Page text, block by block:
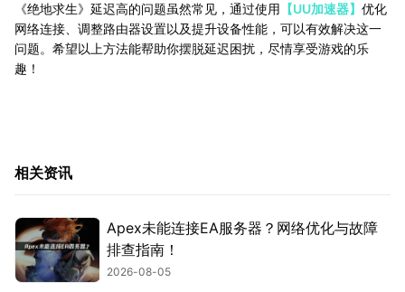
《绝地求生》延迟高的问题虽然常见，通过使用 【UU加速器】 优化
网络连接、调整路由器设置以及提升设备性能，可以有效解决这一
问题。希望以上方法能帮助你摆脱延迟困扰，尽情享受游戏的乐
趣！
相关资讯
Apex未能连接EA服务器？网络优化与故障
排查指南！
2026-08-05